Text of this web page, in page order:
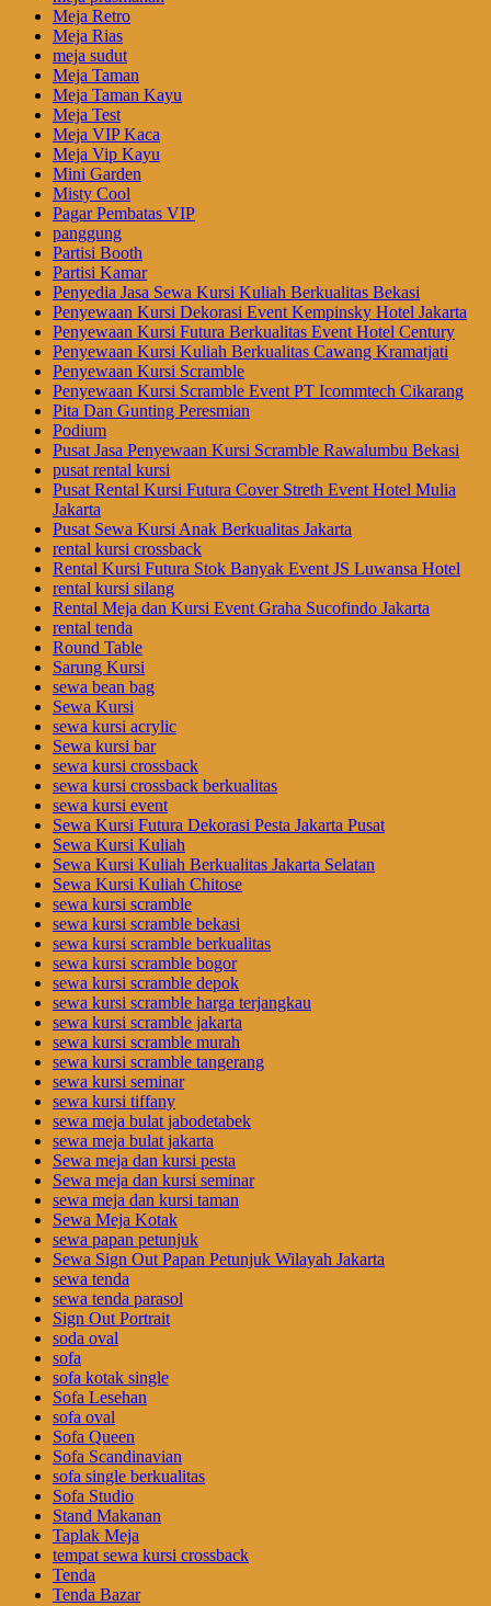
Meja Retro
Meja Rias
meja sudut
Meja Taman
Meja Taman Kayu
Meja Test
Meja VIP Kaca
Meja Vip Kayu
Mini Garden
Misty Cool
Pagar Pembatas VIP
panggung
Partisi Booth
Partisi Kamar
Penyedia Jasa Sewa Kursi Kuliah Berkualitas Bekasi
Penyewaan Kursi Dekorasi Event Kempinsky Hotel Jakarta
Penyewaan Kursi Futura Berkualitas Event Hotel Century
Penyewaan Kursi Kuliah Berkualitas Cawang Kramatjati
Penyewaan Kursi Scramble
Penyewaan Kursi Scramble Event PT Icommtech Cikarang
Pita Dan Gunting Peresmian
Podium
Pusat Jasa Penyewaan Kursi Scramble Rawalumbu Bekasi
pusat rental kursi
Pusat Rental Kursi Futura Cover Streth Event Hotel Mulia
Jakarta
Pusat Sewa Kursi Anak Berkualitas Jakarta
rental kursi crossback
Rental Kursi Futura Stok Banyak Event JS Luwansa Hotel
rental kursi silang
Rental Meja dan Kursi Event Graha Sucofindo Jakarta
rental tenda
Round Table
Sarung Kursi
sewa bean bag
Sewa Kursi
sewa kursi acrylic
Sewa kursi bar
sewa kursi crossback
sewa kursi crossback berkualitas
sewa kursi event
Sewa Kursi Futura Dekorasi Pesta Jakarta Pusat
Sewa Kursi Kuliah
Sewa Kursi Kuliah Berkualitas Jakarta Selatan
Sewa Kursi Kuliah Chitose
sewa kursi scramble
sewa kursi scramble bekasi
sewa kursi scramble berkualitas
sewa kursi scramble bogor
sewa kursi scramble depok
sewa kursi scramble harga terjangkau
sewa kursi scramble jakarta
sewa kursi scramble murah
sewa kursi scramble tangerang
sewa kursi seminar
sewa kursi tiffany
sewa meja bulat jabodetabek
sewa meja bulat jakarta
Sewa meja dan kursi pesta
Sewa meja dan kursi seminar
sewa meja dan kursi taman
Sewa Meja Kotak
sewa papan petunjuk
Sewa Sign Out Papan Petunjuk Wilayah Jakarta
sewa tenda
sewa tenda parasol
Sign Out Portrait
soda oval
sofa
sofa kotak single
Sofa Lesehan
sofa oval
Sofa Queen
Sofa Scandinavian
sofa single berkualitas
Sofa Studio
Stand Makanan
Taplak Meja
tempat sewa kursi crossback
Tenda
Tenda Bazar